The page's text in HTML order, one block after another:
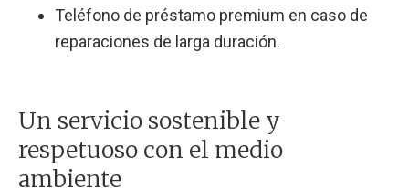
Teléfono de préstamo premium en caso de
reparaciones de larga duración.
Un servicio sostenible y
respetuoso con el medio
ambiente